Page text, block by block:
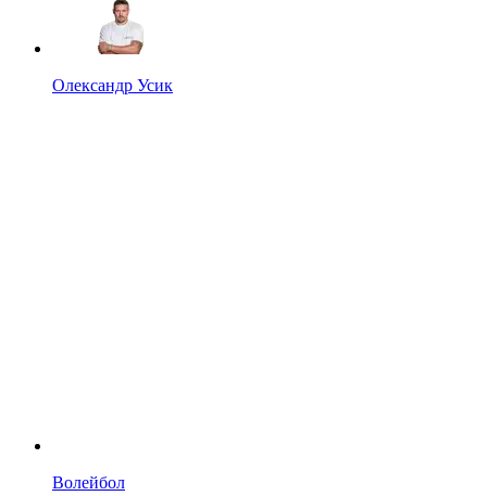
Олександр Усик
Волейбол